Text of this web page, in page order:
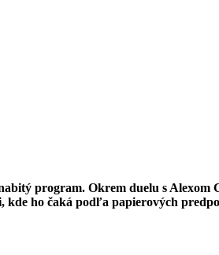
program. Okrem duelu s
ho čaká podľa papierových